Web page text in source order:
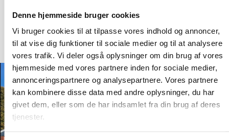
Denne hjemmeside bruger cookies
Vi bruger cookies til at tilpasse vores indhold og annoncer,
til at vise dig funktioner til sociale medier og til at analysere
vores trafik. Vi deler også oplysninger om din brug af vores
hjemmeside med vores partnere inden for sociale medier,
annonceringspartnere og analysepartnere. Vores partnere
kan kombinere disse data med andre oplysninger, du har
givet dem, eller som de har indsamlet fra din brug af deres
tjenester.